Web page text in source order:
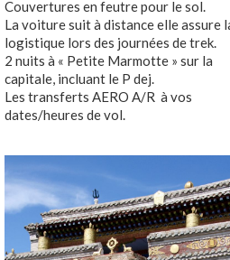
Couvertures en feutre pour le sol.
La voiture suit à distance elle assure
logistique lors des journées de trek.
2 nuits à « Petite Marmotte » sur la
capitale, incluant le P dej.
Les transferts AERO A/R à vos
dates/heures de vol.